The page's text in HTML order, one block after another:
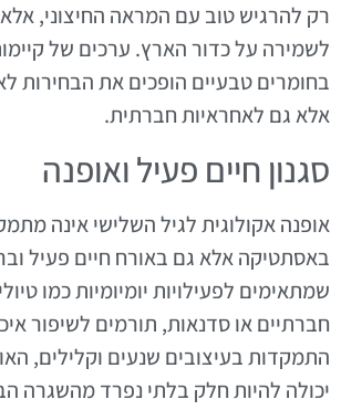
רק להרגיש טוב עם המראה החיצוני,
לשמירה על כדור הארץ. ערכים של
בחומרים טבעיים הופכים את הבחירות
אלא גם לאחראיות חברתית.
סגנון חיים פעיל ואופנה
אופנה אקולוגית לגיל השלישי אינה
באסתטיקה אלא גם באורח חיים פעיל
שמתאימים לפעילויות יומיומיות כמו
חברתיים או סדנאות, תורמים לשיפור
התמקדות בעיצובים שנעים וקלילים,
יכולה להיות חלק בלתי נפרד מהשגרה